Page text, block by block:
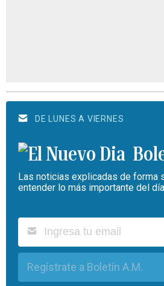
DE LUNES A VIERNES
Las noticias explicadas de forma
entender lo más importante del
Regístrate a Boletín A.M.